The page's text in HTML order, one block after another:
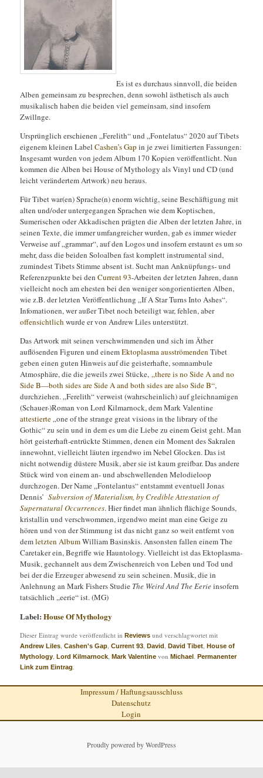
Es ist es durchaus sinnvoll, die beiden
Alben gemeinsam zu besprechen, denn sowohl ästhetisch als auch
musikalisch haben die beiden viel gemeinsam, sind insofern
Zwillnge.
Ursprünglich erschienen „Ferelith“ und „Fontelatus“ 2020 auf Tibets
eigenem kleinen LabelCashen’s Gap in je zwei limitierten Fassungen:
Insgesamt wurden von jedem Album 170 Kopien veröffentlicht. Nun
kommen die Alben bei House of Mythology als Vinyl und CD (und
leicht verändertem Artwork) neu heraus.
Für Tibet war(en) Sprache(n) enorm wichtig, seine Beschäftigung mit
alten und/oder untergegangen Sprachen wie dem Koptischen,
Sumerischen oder Akkadischen prägten die Alben der letzten Jahre, in
seinen Texte, die immer umfangreicher wurden, gab es immer wieder
Verweise auf „grammar“, auf den Logos und insofern erstaunt es um so
mehr, dass die beiden Soloalben fast komplett instrumental sind,
zumindest Tibets Stimme absent ist. Sucht man Anknüpfungs- und
Referenzpunkte bei denCurrent 93-Arbeiten der letzten Jahren, dann
vielleicht noch am ehesten bei den weniger songorientierten Alben,
wie z.B. der letzten Veröffentlichung „If A Star Turns Into Ashes“.
Infomationen, wer außer Tibet noch beteiligt war, fehlen, aber
offensichtlichwurde er von Andrew Liles unterstützt.
Das Artwork mit seinen verschwimmenden und sich im Äther
auflösenden Figuren und einemEktoplasma ausströmenden Tibet
geben einen guten Hinweis auf die geisterhafte, somnambule
Atmosphäre, die die jeweils zwei Stücke, „there is no Side A and no
Side B—both sides are Side A and both sides are also Side B“,
durchziehen. „Ferelith“ verweist (wahrscheinlich) auf gleichnamigen
(Schauer-)Roman von Lord Kilmarnock, dem Mark Valentine
attestierte„one of the strange great visions in the library of the
Gothic“ zu sein und in dem es um die Liebe zu einem Geist geht. Man
hört geisterhaft-entrückte Stimmen, denen ein Moment des Sakralen
innewohnt, vielleicht läuten irgendwo im Nebel Glocken. Das ist
nicht notwendig düstere Musik, aber sie ist kaum greifbar. Das andere
Stück wird von einem an- und abschwellenden Melodieloop
durchzogen. Der Name „Fontelantus“ entstammt eventuell Jonas
Dennis’ Subversion of Materialism, by Credible Attestation of
Supernatural Occurrences. Hier findet man ähnlich flächige Sounds,
kristallin und verschwommen, irgendwo meint man eine Geige zu
hören und von der Stimmung ist das nicht ganz so weit entfernt von
demletzten AlbumWilliam Basinskis. Ansonsten fallen einem The
Caretaker ein, Begriffe wie Hauntology. Vielleicht ist das Ektoplasma-
Musik, gechannelt aus dem Zwischenreich von Leben und Tod und
bei der die Erzeuger abwesend zu sein scheinen. Musik, die in
Anlehnung an Mark Fishers Studie The Weird And The Eerieinsofern
tatsächlich „eerie“ ist. (MG)
Label:House Of Mythology
Dieser Eintrag wurde veröffentlicht inReviews und verschlagwortet mit
Andrew Liles,Cashen's Gap,Current 93,David,David Tibet,House of
Mythology,Lord Kilmarnock,Mark Valentine vonMichael .Permanenter
Link zum Eintrag.
Impressum / Haftungsausschluss
Datenschutz
Login
Proudly powered by WordPress